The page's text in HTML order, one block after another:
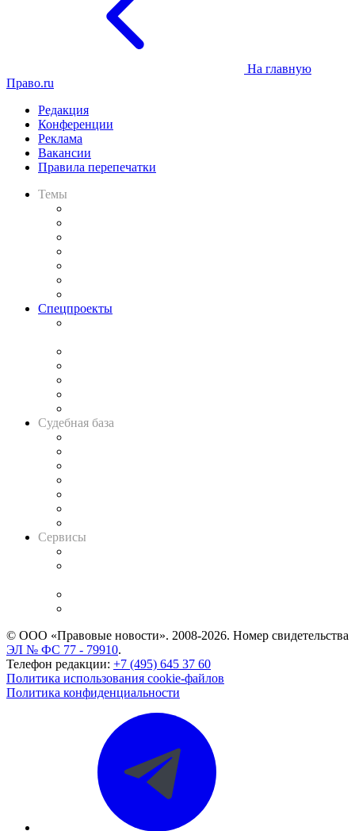
На главную
Право.ru
Редакция
Конференции
Реклама
Вакансии
Правила перепечатки
Темы
Спецпроекты
Судебная база
Сервисы
© ООО «Правовые новости». 2008-2026. Номер свидетельства
ЭЛ № ФС 77 - 79910.
Телефон редакции: +7 (495) 645 37 60
Политика использования cookie-файлов
Политика конфиденциальности